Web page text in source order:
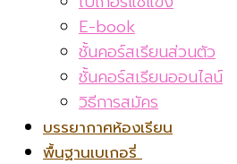
E-book
ชั้นคอร์สเรียนส่วนตัว
ชั้นคอร์สเรียนออนไลน์
วิธีการสมัคร
บรรยากาศห้องเรียน
พื้นฐานเบเกอรี่